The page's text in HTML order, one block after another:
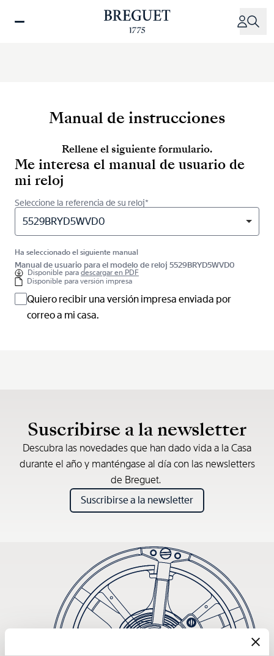
Manual de instrucciones
Rellene el siguiente formulario.
Me interesa el manual de usuario de
mi reloj
Seleccione la referencia de su reloj*
5529BRYD5WVD0
Ha seleccionado el siguiente manual
Manual de usuario para el modelo de reloj 5529BRYD5WVD0
Disponible paradescargar en PDF
Disponible para versión impresa
Quiero recibir una versión impresa enviada por
correo a mi casa.
Suscribirse a la newsletter
Descubra las novedades que han dado vida a la Casa
durante el año y manténgase al día con las newsletters
de Breguet.
Suscribirse a la newsletter